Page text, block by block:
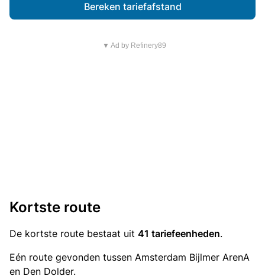
Bereken tariefafstand
▼ Ad by Refinery89
Kortste route
De kortste route bestaat uit 41 tariefeenheden.
Eén route gevonden tussen Amsterdam Bijlmer ArenA
en Den Dolder.